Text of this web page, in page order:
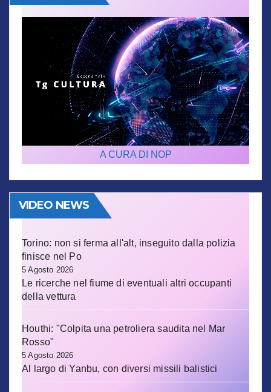
A CURA DI NOP
VIDEO NEWS
Torino: non si ferma all'alt, inseguito dalla polizia
finisce nel Po
5 Agosto 2026
Le ricerche nel fiume di eventuali altri occupanti
della vettura
Houthi: "Colpita una petroliera saudita nel Mar
Rosso"
5 Agosto 2026
Al largo di Yanbu, con diversi missili balistici